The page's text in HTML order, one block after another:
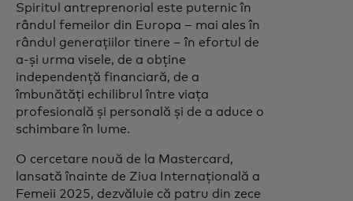
Spiritul antreprenorial este puternic în
rândul femeilor din Europa – mai ales în
rândul generațiilor tinere – în efortul de
a-și urma visele, de a obține
independență financiară, de a
îmbunătăți echilibrul între viața
profesională și personală și de a aduce o
schimbare în lume.
O cercetare nouă de la Mastercard,
lansată înainte de Ziua Internațională a
Femeii 2025, dezvăluie că patru din zece